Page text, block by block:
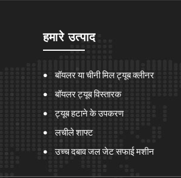
हमारे उत्पाद
बॉयलर या चीनी मिल ट्यूब क्लीनर
बॉयलर ट्यूब विस्तारक
ट्यूब हटाने के उपकरण
लचीले शाफ्ट
उच्च दबाव जल जेट सफाई मशीन
ट्यूब स्थापना उपकरण